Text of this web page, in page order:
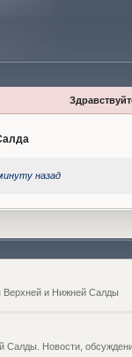
назад
Верхней и Нижней Салды
Салды. Новости,